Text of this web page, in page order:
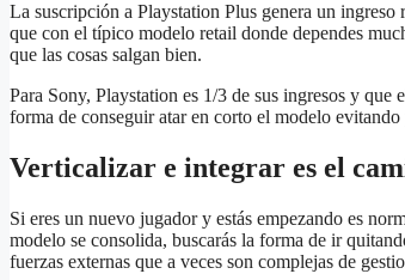
La suscripción a Playstation Plus genera un ingreso
que con el típico modelo retail donde dependes
que las cosas salgan bien.
Para Sony, Playstation es 1/3 de sus ingresos y
forma de conseguir atar en corto el modelo evitando
Verticalizar e integrar es el
Si eres un nuevo jugador y estás empezando es
modelo se consolida, buscarás la forma de ir
fuerzas externas que a veces son complejas de